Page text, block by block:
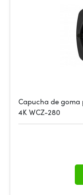
Capucha de
4K WCZ-280